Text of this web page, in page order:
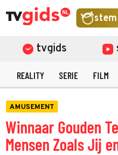
stem
tvgids
REALITY SERIE FILM
AMUSEMENT
Winnaar Gouden
Mensen Zoals Jij